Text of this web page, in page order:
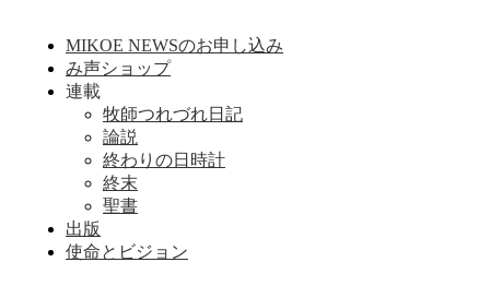
MIKOE NEWSのお申し込み
み声ショップ
連載
牧師つれづれ日記
論説
終わりの日時計
終末
聖書
出版
使命とビジョン